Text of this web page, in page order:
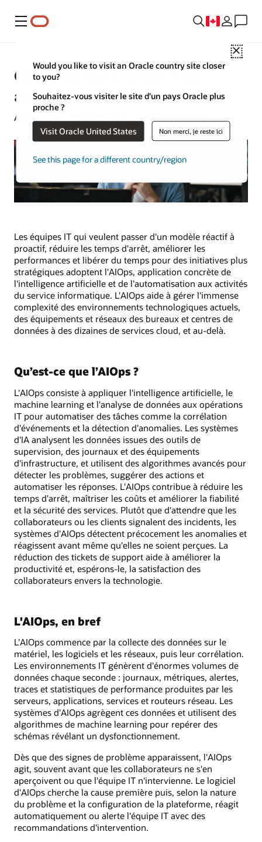
Menu
Close
Would you like to visit an Oracle country site closer
to you?
Souhaitez-vous visiter le site d’un pays Oracle plus
proche ?
Visit Oracle United States Non merci, je reste ici
See this page for a different country/region
Qu’est-ce que l’AIOps ? Un
aperçu
Alan Zeichick | Senior Writer | 4 novembre 2025
Les équipes IT qui veulent passer d'un modèle réactif à
proactif, réduire les temps d'arrêt, améliorer les
performances et libérer du temps pour des initiatives plus
stratégiques adoptent l'AIOps, application concrète de
l'intelligence artificielle et de l'automatisation aux activités
du service informatique. L'AIOps aide à gérer l'immense
complexité des environnements technologiques actuels,
des équipements et réseaux des bureaux et centres de
données à des dizaines de services cloud, et au-delà.
Qu’est-ce que l’AIOps ?
L'AIOps consiste à appliquer l'intelligence artificielle, le
machine learning et l'analyse de données aux opérations
IT pour automatiser des tâches comme la corrélation
d'événements et la détection d'anomalies. Les systèmes
d'IA analysent les données issues des outils de
supervision, des journaux et des équipements
d'infrastructure, et utilisent des algorithmes avancés pour
détecter les problèmes, suggérer des actions et
automatiser les réponses. L'AIOps contribue à réduire les
temps d'arrêt, maîtriser les coûts et améliorer la fiabilité
et la sécurité des services. Plutôt que d'attendre que les
collaborateurs ou les clients signalent des incidents, les
systèmes d'AIOps détectent précocement les anomalies et
réagissent avant même qu'elles ne soient perçues. La
réduction des tickets de support aide à améliorer la
productivité et, espérons-le, la satisfaction des
collaborateurs envers la technologie.
L'AIOps, en bref
L'AIOps commence par la collecte des données sur le
matériel, les logiciels et les réseaux, puis leur corrélation.
Les environnements IT génèrent d'énormes volumes de
données chaque seconde : journaux, métriques, alertes,
traces et statistiques de performance produites par les
serveurs, applications, services et routeurs réseau. Les
systèmes d'AIOps agrègent ces données et utilisent des
algorithmes de machine learning pour repérer des
schémas révélant un dysfonctionnement.
Dès que des signes de problème apparaissent, l'AIOps
agit, souvent avant que les collaborateurs ne s'en
aperçoivent ou que l'équipe IT n'intervienne. Le logiciel
d'AIOps cherche la cause première puis, selon la nature
du problème et la configuration de la plateforme, réagit
automatiquement ou alerte l'équipe IT avec des
recommandations d'intervention.